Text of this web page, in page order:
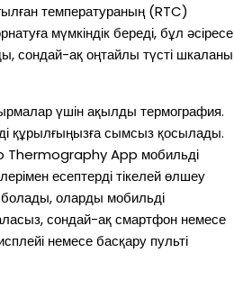
температураның (RTC)
мүмкіндік береді, бұл әсіресе
сондай-ақ оңтайлы түсті шкаланы
үшін ақылды термография.
құрылғыңызға сымсыз қосылады.
Thermography App мобильді
есептерді тікелей өлшеу
оларды мобильді
сондай-ақ смартфон немесе
немесе басқару пульті